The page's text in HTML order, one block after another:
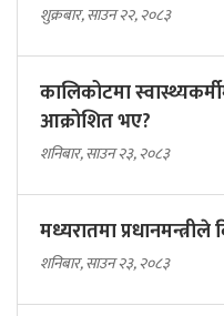
शुक्रबार, साउन २२, २०८३
कालिकोटमा
आक्रोशित भए?
शनिबार, साउन २३, २०८३
मध्यरातमा
शनिबार, साउन २३, २०८३